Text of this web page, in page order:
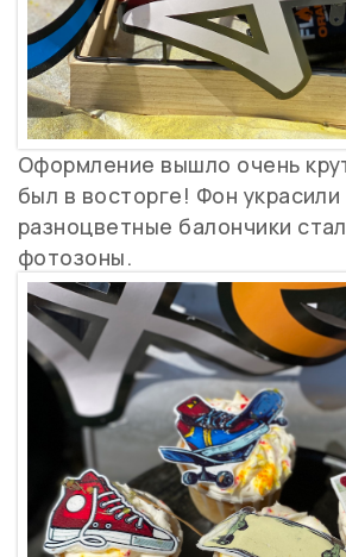
Оформление вышло очень
был в восторге! Фон
разноцветные балончики
фотозоны.